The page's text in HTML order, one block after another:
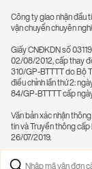
Công ty giao nhận đầu
vận chuyển chuyên
Giấy CNĐKDN số
02/08/2012, cấp thay
310/GP-BTTTT do Bộ
điều chỉnh lần thứ 2:
84/GP-BTTTT cấp
Văn bản xác nhận
tin và Truyền thông cấp
26/07/2019.